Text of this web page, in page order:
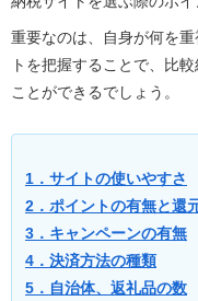
重要なのは、自身が何を
トを把握することで、比
ことができるでしょう。
1．サイトの使いやすさ
2．ポイントの有無と還
3．キャンペーンの有無
4．決済方法の種類
5．自治体、返礼品の数